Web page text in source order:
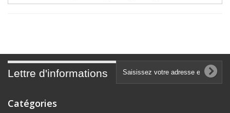
Lettre d'informations
Catégories